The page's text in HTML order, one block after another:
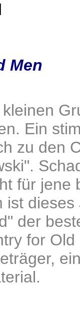
Men
Ein
zu den
für jene
ist
der
for